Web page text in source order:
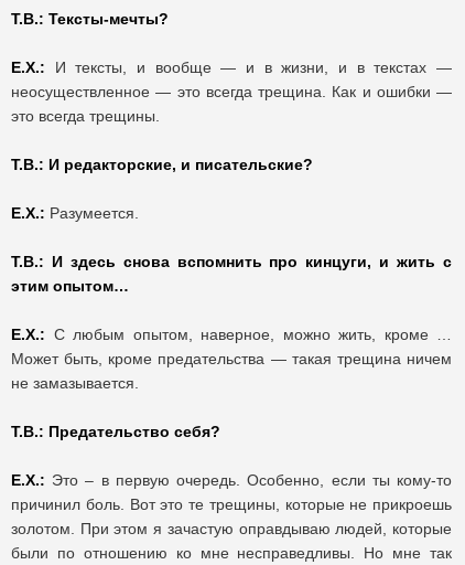
Т.В.: Тексты-мечты?
Е.Х.: И тексты, и вообще — и в жизни, и в текстах —
неосуществленное — это всегда трещина. Как и ошибки —
это всегда трещины.
Т.В.: И редакторские, и писательские?
Е.Х.: Разумеется.
Т.В.: И здесь снова вспомнить про кинцуги, и жить с
этим опытом…
Е.Х.: С любым опытом, наверное, можно жить, кроме …
Может быть, кроме предательства — такая трещина ничем
не замазывается.
Т.В.: Предательство себя?
Е.Х.: Это – в первую очередь. Особенно, если ты кому-то
причинил боль. Вот это те трещины, которые не прикроешь
золотом. При этом я зачастую оправдываю людей, которые
были по отношению ко мне несправедливы. Но мне так